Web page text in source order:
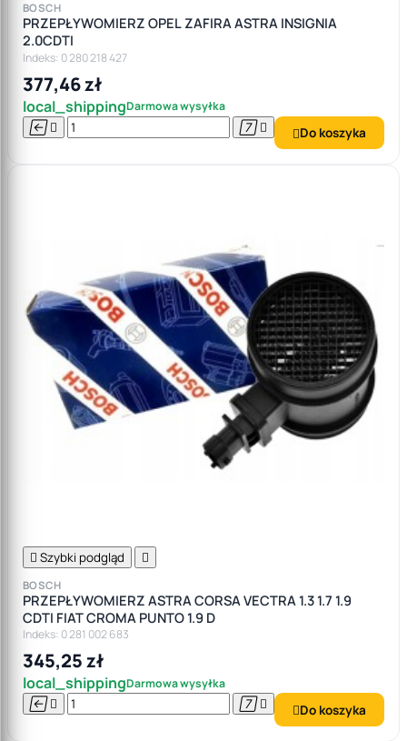
BOSCH
PRZEPŁYWOMIERZ OPEL ZAFIRA ASTRA INSIGNIA
2.0CDTI
Indeks: 0 280 218 427
377,46 zł
local_shippingDarmowa wysyłka
    Do koszyka
 Szybki podgląd 
BOSCH
PRZEPŁYWOMIERZ ASTRA CORSA VECTRA 1.3 1.7 1.9
CDTI FIAT CROMA PUNTO 1.9 D
Indeks: 0 281 002 683
345,25 zł
local_shippingDarmowa wysyłka
    Do koszyka